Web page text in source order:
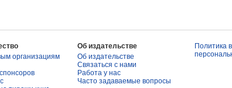
организациям
Об издательстве
Об издательстве
Связаться с нами
Работа у нас
Часто задаваемые вопросы
Политика